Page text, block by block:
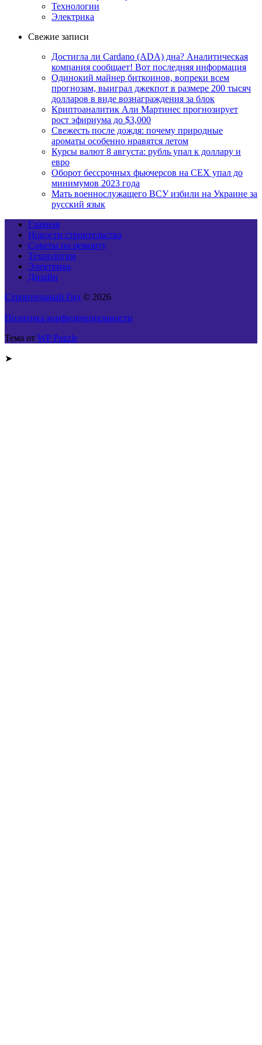
Технологии
Электрика
Свежие записи
Достигла ли Cardano (ADA) дна? Аналитическая
компания сообщает! Вот последняя информация
Одинокий майнер биткоинов, вопреки всем
прогнозам, выиграл джекпот в размере 200 тысяч
долларов в виде вознаграждения за блок
Криптоаналитик Али Мартинес прогнозирует
рост эфириума до $3,000
Свежесть после дождя: почему природные
ароматы особенно нравятся летом
Курсы валют 8 августа: рубль упал к доллару и
евро
Оборот бессрочных фьючерсов на CEX упал до
минимумов 2023 года
Мать военнослужащего ВСУ избили на Украине за
русский язык
Главная
Новости строительства
Советы по ремонту
Технологии
Электрика
Дизайн
Строительный Гид © 2026
Политика конфиденциальности
Тема от WP Puzzle
➤